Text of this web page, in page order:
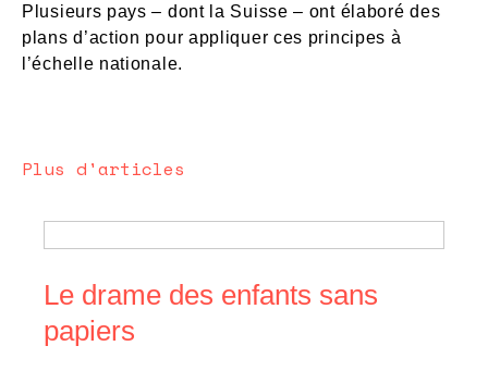
Plusieurs pays – dont la Suisse – ont élaboré des
plans d’action pour appliquer ces principes à
l’échelle nationale.
Plus d'articles
Le drame des enfants sans
papiers